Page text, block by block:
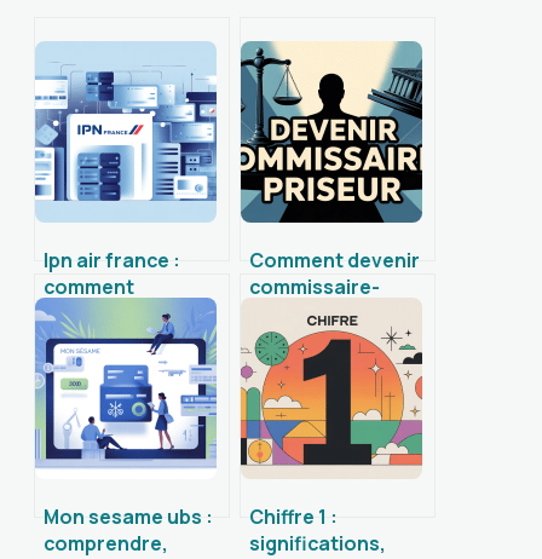
Ipn air france :
comment
fonctionne la
notification
instantanée de
paiement
Comment devenir
commissaire-
priseur : études,
concours et
parcours complet
Mon sesame ubs :
comprendre,
Chiffre 1 :
significations,